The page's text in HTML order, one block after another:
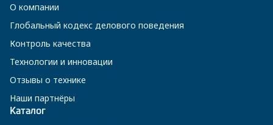
О компании
Глобальный кодекс делового поведения
Контроль качества
Технологии и инновации
Отзывы о технике
Наши партнёры
Каталог